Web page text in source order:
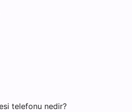
telefonu nedir?